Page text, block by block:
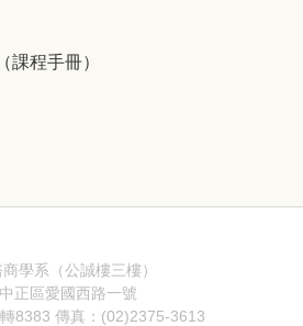
課程手冊）
學系（公誠樓三樓）
正區愛國西路一號
8383 傳真：(02)2375-3613